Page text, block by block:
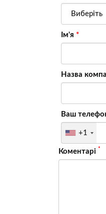
Iм'я
Назва
Ваш
+1
Коментарi *